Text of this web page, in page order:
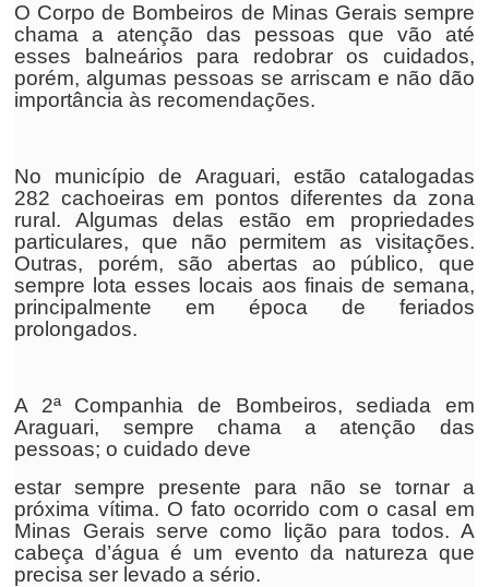
O Corpo de Bombeiros de Minas Gerais sempre
chama a atenção das pessoas que vão até
esses balneários para redobrar os cuidados,
porém, algumas pessoas se arriscam e não dão
importância às recomendações.
No município de Araguari, estão catalogadas
282 cachoeiras em pontos diferentes da zona
rural. Algumas delas estão em propriedades
particulares, que não permitem as visitações.
Outras, porém, são abertas ao público, que
sempre lota esses locais aos finais de semana,
principalmente em época de feriados
prolongados.
A 2ª Companhia de Bombeiros, sediada em
Araguari, sempre chama a atenção das
pessoas; o cuidado deve
estar sempre presente para não se tornar a
próxima vítima. O fato ocorrido com o casal em
Minas Gerais serve como lição para todos. A
cabeça d’água é um evento da natureza que
precisa ser levado a sério.